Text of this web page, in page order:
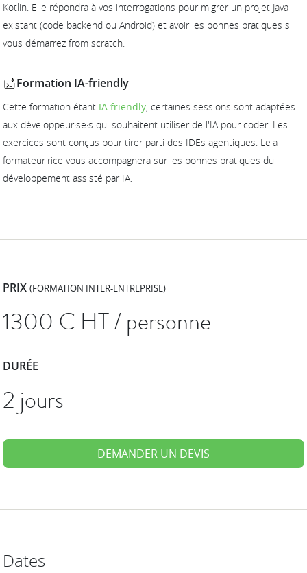
Kotlin. Elle répondra à vos interrogations pour migrer un projet Java
existant (code backend ou Android) et avoir les bonnes pratiques si
vous démarrez from scratch.
Formation IA-friendly
Cette formation étant IA friendly, certaines sessions sont adaptées
aux développeur·se·s qui souhaitent utiliser de l'IA pour coder. Les
exercices sont conçus pour tirer parti des IDEs agentiques. Le·a
formateur·rice vous accompagnera sur les bonnes pratiques du
développement assisté par IA.
PRIX(FORMATION INTER-ENTREPRISE)
1300€ HT / personne
DURÉE
2 jours
DEMANDER UN DEVIS
Dates